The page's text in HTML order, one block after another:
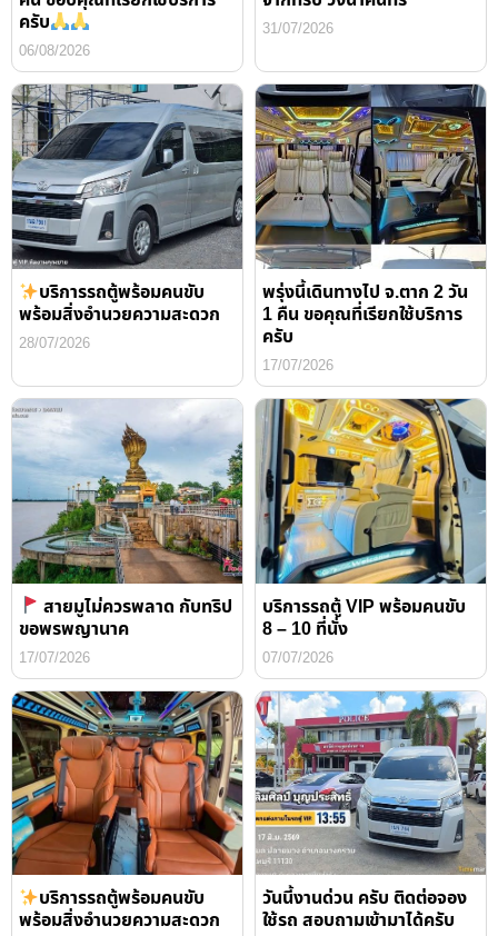
ครับ
06/08/2026
31/07/2026
บริการรถตู้พร้อมคนขับ
พร้อมสิ่งอำนวยความสะดวก
28/07/2026
พรุ่งนี้เดินทางไป จ.ตาก 2 วัน
1 คืน ขอคุณที่เรียกใช้บริการ
ครับ
17/07/2026
สายมูไม่ควรพลาด กับทริป
ขอพรพญานาค
17/07/2026
บริการรถตู้ VIP พร้อมคนขับ
8 – 10 ที่นั่ง
07/07/2026
บริการรถตู้พร้อมคนขับ
พร้อมสิ่งอำนวยความสะดวก
วันนี้งานด่วน ครับ ติดต่อจอง
ใช้รถ สอบถามเข้ามาได้ครับ